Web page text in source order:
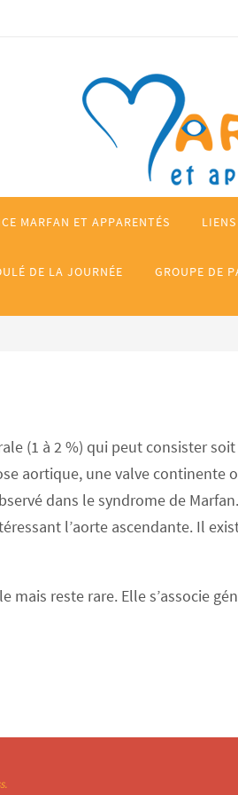
MARFAN ET APPARENTÉS
DE LA JOURNÉE GROUPE DE
(1 à 2 %) qui peut consister soit
aortique, une valve
dans le syndrome de
l’aorte ascendante. Il
reste rare. Elle s’associe